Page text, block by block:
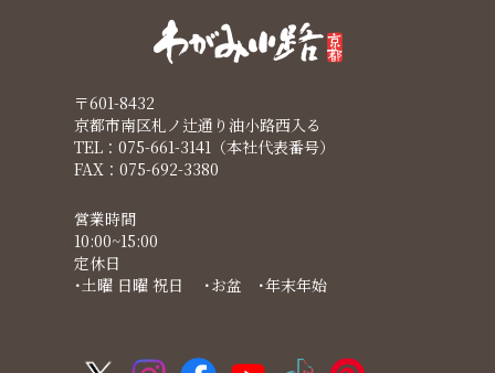
〒601-8432
京都市南区札ノ辻通り油小路西入る
TEL：075-661-3141（本社代表番号）
FAX：075-692-3380
営業時間
10:00~15:00
定休日
･土曜 日曜 祝日 ･お盆 ･年末年始